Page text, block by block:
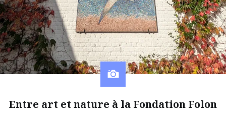
Entre art et nature à la Fondation Folon